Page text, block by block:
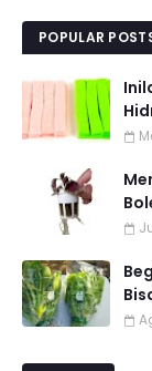
POPULAR